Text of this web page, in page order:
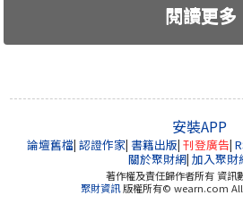
閱讀更多
安裝APP
論壇舊檔| 認證作家| 書籍出版| 刊登廣告|
關於聚財網| 加入聚財
著作權及責任歸作者所有 資訊
聚財資訊版權所有© wearn.com All